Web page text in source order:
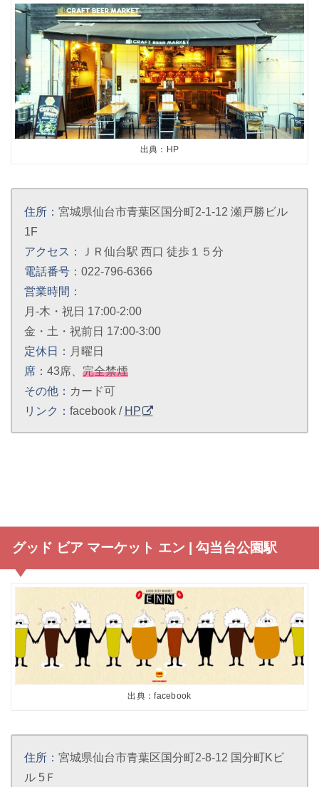
出典：HP
住所： 宮城県仙台市青葉区国分町2-1-12 瀬戸勝ビル
1F
アクセス：
ＪＲ仙台駅 西口 徒歩１５分
電話番号： 022-796-6366
営業時間：
月-木・祝日 17:00-2:00
金・土・祝前日 17:00-3:00
定休日：
月曜日
席： 43席、 完全禁煙
その他： カード可
リンク： facebook / HP
グッド ビア マーケット エン | 勾当台公園駅
出典：facebook
住所： 宮城県仙台市青葉区国分町2-8-12 国分町Kビ
ル 5Ｆ